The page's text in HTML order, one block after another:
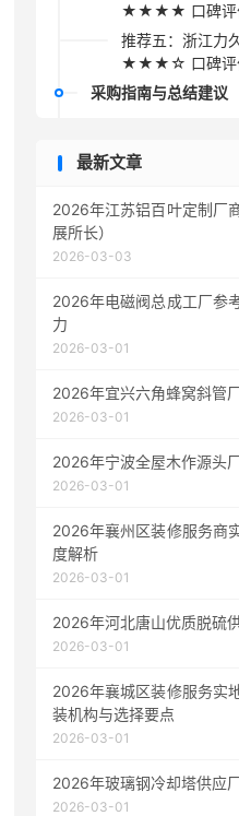
★★★★ 口碑评
推荐五：浙江力
★★★☆ 口碑评
采购指南与总结建议
最新文章
2026年江苏铝百叶定制厂
展所长）
2026-03-03
2026年电磁阀总成工厂参
力
2026-03-01
2026年宜兴六角蜂窝斜管
2026-03-01
2026年宁波全屋木作源头
2026-03-01
2026年襄州区装修服务商
度解析
2026-03-01
2026年河北唐山优质脱硫
2026-03-01
2026年襄城区装修服务实
装机构与选择要点
2026-03-01
2026年玻璃钢冷却塔供应
2026-03-01